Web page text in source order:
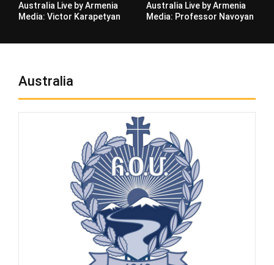
Australia Live by Armenia
Media: Victor Karapetyan
Australia Live by Armenia
Media: Professor Navoyan
Australia